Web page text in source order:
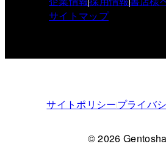
サイトマップ
サイトポリシープライバ
© 2026